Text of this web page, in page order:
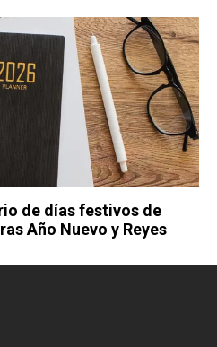
de días festivos de
Año Nuevo y Reyes